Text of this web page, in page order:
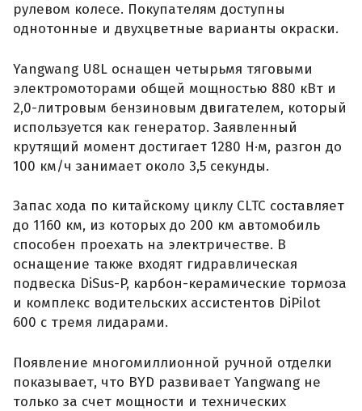
рулевом колесе. Покупателям доступны
однотонные и двухцветные варианты окраски.
Yangwang U8L оснащен четырьмя тяговыми
электромоторами общей мощностью 880 кВт и
2,0-литровым бензиновым двигателем, который
используется как генератор. Заявленный
крутящий момент достигает 1280 Н·м, разгон до
100 км/ч занимает около 3,5 секунды.
Запас хода по китайскому циклу CLTC составляет
до 1160 км, из которых до 200 км автомобиль
способен проехать на электричестве. В
оснащение также входят гидравлическая
подвеска DiSus-P, карбон-керамические тормоза
и комплекс водительских ассистентов DiPilot
600 с тремя лидарами.
Появление многомиллионной ручной отделки
показывает, что BYD развивает Yangwang не
только за счет мощности и технических